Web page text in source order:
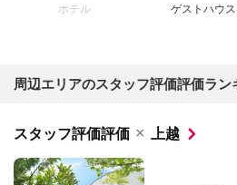
ホテル ゲストハウス
周辺エリアのスタッフ評価評価ラン
スタッフ評価評価 × 上越